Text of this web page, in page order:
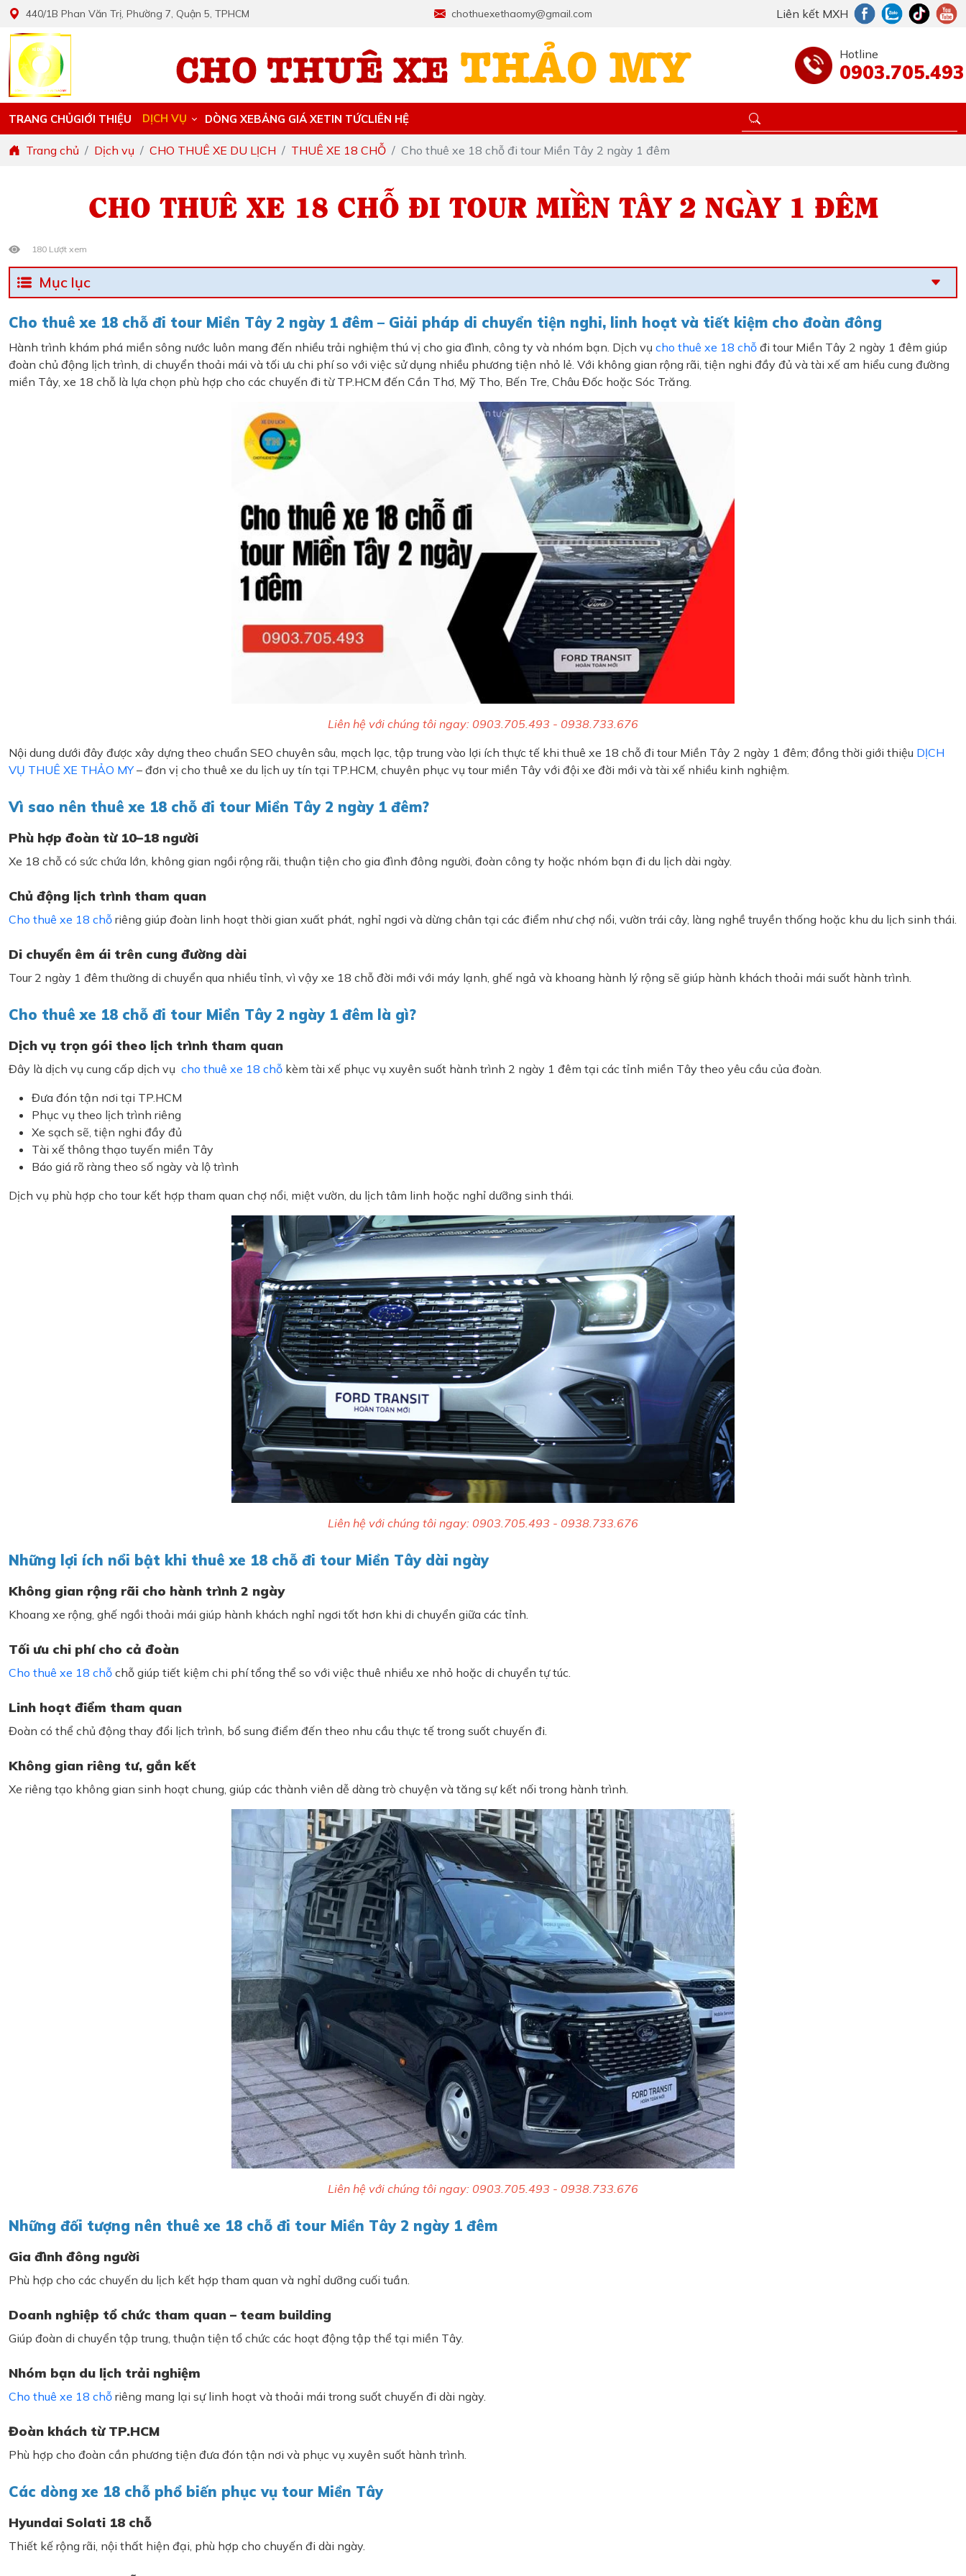
440/1B Phan Văn Trị, Phường 7, Quận 5, TPHCM chothuexethaomy@gmail.com Liên kết MXH
Hotline
0903.705.493
TRANG CHỦGIỚI THIỆU DỊCH VỤ DÒNG XEBẢNG GIÁ XETIN TỨCLIÊN HỆ
Trang chủ Dịch vụ CHO THUÊ XE DU LỊCH THUÊ XE 18 CHỖ Cho thuê xe 18 chỗ đi tour Miền Tây 2 ngày 1 đêm
CHO THUÊ XE 18 CHỖ ĐI TOUR MIỀN TÂY 2 NGÀY 1 ĐÊM
180 Lượt xem
Mục lục
Cho thuê xe 18 chỗ đi tour Miền Tây 2 ngày 1 đêm – Giải pháp di chuyển tiện nghi, linh hoạt và tiết kiệm cho đoàn đông
Hành trình khám phá miền sông nước luôn mang đến nhiều trải nghiệm thú vị cho gia đình, công ty và nhóm bạn. Dịch vụ cho thuê xe 18 chỗ đi tour Miền Tây 2 ngày 1 đêm giúp
đoàn chủ động lịch trình, di chuyển thoải mái và tối ưu chi phí so với việc sử dụng nhiều phương tiện nhỏ lẻ. Với không gian rộng rãi, tiện nghi đầy đủ và tài xế am hiểu cung đường
miền Tây, xe 18 chỗ là lựa chọn phù hợp cho các chuyến đi từ TP.HCM đến Cần Thơ, Mỹ Tho, Bến Tre, Châu Đốc hoặc Sóc Trăng.
Liên hệ với chúng tôi ngay: 0903.705.493 - 0938.733.676
Nội dung dưới đây được xây dựng theo chuẩn SEO chuyên sâu, mạch lạc, tập trung vào lợi ích thực tế khi thuê xe 18 chỗ đi tour Miền Tây 2 ngày 1 đêm; đồng thời giới thiệu DỊCH
VỤ THUÊ XE THẢO MY– đơn vị cho thuê xe du lịch uy tín tại TP.HCM, chuyên phục vụ tour miền Tây với đội xe đời mới và tài xế nhiều kinh nghiệm.
Vì sao nên thuê xe 18 chỗ đi tour Miền Tây 2 ngày 1 đêm?
Phù hợp đoàn từ 10–18 người
Xe 18 chỗ có sức chứa lớn, không gian ngồi rộng rãi, thuận tiện cho gia đình đông người, đoàn công ty hoặc nhóm bạn đi du lịch dài ngày.
Chủ động lịch trình tham quan
Cho thuê xe 18 chỗ riêng giúp đoàn linh hoạt thời gian xuất phát, nghỉ ngơi và dừng chân tại các điểm như chợ nổi, vườn trái cây, làng nghề truyền thống hoặc khu du lịch sinh thái.
Di chuyển êm ái trên cung đường dài
Tour 2 ngày 1 đêm thường di chuyển qua nhiều tỉnh, vì vậy xe 18 chỗ đời mới với máy lạnh, ghế ngả và khoang hành lý rộng sẽ giúp hành khách thoải mái suốt hành trình.
Cho thuê xe 18 chỗ đi tour Miền Tây 2 ngày 1 đêm là gì?
Dịch vụ trọn gói theo lịch trình tham quan
Đây là dịch vụ cung cấp dịch vụ cho thuê xe 18 chỗ kèm tài xế phục vụ xuyên suốt hành trình 2 ngày 1 đêm tại các tỉnh miền Tây theo yêu cầu của đoàn.
Đưa đón tận nơi tại TP.HCM
Phục vụ theo lịch trình riêng
Xe sạch sẽ, tiện nghi đầy đủ
Tài xế thông thạo tuyến miền Tây
Báo giá rõ ràng theo số ngày và lộ trình
Dịch vụ phù hợp cho tour kết hợp tham quan chợ nổi, miệt vườn, du lịch tâm linh hoặc nghỉ dưỡng sinh thái.
Liên hệ với chúng tôi ngay: 0903.705.493 - 0938.733.676
Những lợi ích nổi bật khi thuê xe 18 chỗ đi tour Miền Tây dài ngày
Không gian rộng rãi cho hành trình 2 ngày
Khoang xe rộng, ghế ngồi thoải mái giúp hành khách nghỉ ngơi tốt hơn khi di chuyển giữa các tỉnh.
Tối ưu chi phí cho cả đoàn
Cho thuê xe 18 chỗ chỗ giúp tiết kiệm chi phí tổng thể so với việc thuê nhiều xe nhỏ hoặc di chuyển tự túc.
Linh hoạt điểm tham quan
Đoàn có thể chủ động thay đổi lịch trình, bổ sung điểm đến theo nhu cầu thực tế trong suốt chuyến đi.
Không gian riêng tư, gắn kết
Xe riêng tạo không gian sinh hoạt chung, giúp các thành viên dễ dàng trò chuyện và tăng sự kết nối trong hành trình.
Liên hệ với chúng tôi ngay: 0903.705.493 - 0938.733.676
Những đối tượng nên thuê xe 18 chỗ đi tour Miền Tây 2 ngày 1 đêm
Gia đình đông người
Phù hợp cho các chuyến du lịch kết hợp tham quan và nghỉ dưỡng cuối tuần.
Doanh nghiệp tổ chức tham quan – team building
Giúp đoàn di chuyển tập trung, thuận tiện tổ chức các hoạt động tập thể tại miền Tây.
Nhóm bạn du lịch trải nghiệm
Cho thuê xe 18 chỗ riêng mang lại sự linh hoạt và thoải mái trong suốt chuyến đi dài ngày.
Đoàn khách từ TP.HCM
Phù hợp cho đoàn cần phương tiện đưa đón tận nơi và phục vụ xuyên suốt hành trình.
Các dòng xe 18 chỗ phổ biến phục vụ tour Miền Tây
Hyundai Solati 18 chỗ
Thiết kế rộng rãi, nội thất hiện đại, phù hợp cho chuyến đi dài ngày.